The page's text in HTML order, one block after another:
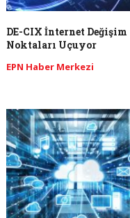
DE-CIX İnternet Değişim
Noktaları Uçuyor
EPN Haber Merkezi